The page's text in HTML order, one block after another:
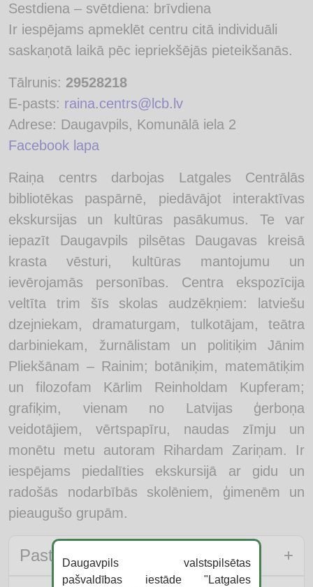
Sestdiena – svētdiena: brīvdiena
Ir iespējams apmeklēt centru citā individuāli
saskaņotā laikā pēc iepriekšējās pieteikšanās.
Tālrunis: 29528218
E-pasts: raina.centrs@lcb.lv
Adrese: Daugavpils, Komunālā iela 2
Facebook lapa
Raiņa centrs darbojas Latgales Centrālās
bibliotēkas paspārnē, piedāvājot interaktīvas
ekskursijas un kultūras pasākumus. Te var
iepazīt Daugavpils pilsētas Daugavas kreisā
krasta vēsturi, kultūras mantojumu un
ievērojamās personības. Centra ekspozīcija
veltīta trim šīs skolas audzēkņiem: latviešu
dzejniekam, dramaturgam, tulkotājam, teātra
darbiniekam, žurnālistam un politiķim Jānim
Pliekšānam – Rainim; botāniķim, matemātiķim
un filozofam Kārlim Reinholdam Kupferam;
grafiķim, vienam no Latvijas ģerboņa
veidotājiem, vērtspapīru, naudas zīmju un
monētu metu autoram Rihardam Zariņam. Ir
iespējams piedalīties ekskursijā ar gidu un
radošās nodarbībās skolēniem, ģimenēm un
pieaugušo grupām.
Pastāvīgās ekspozīcijas apskate
Daugavpils valstspilsētas
pašvaldības iestāde "Latgales